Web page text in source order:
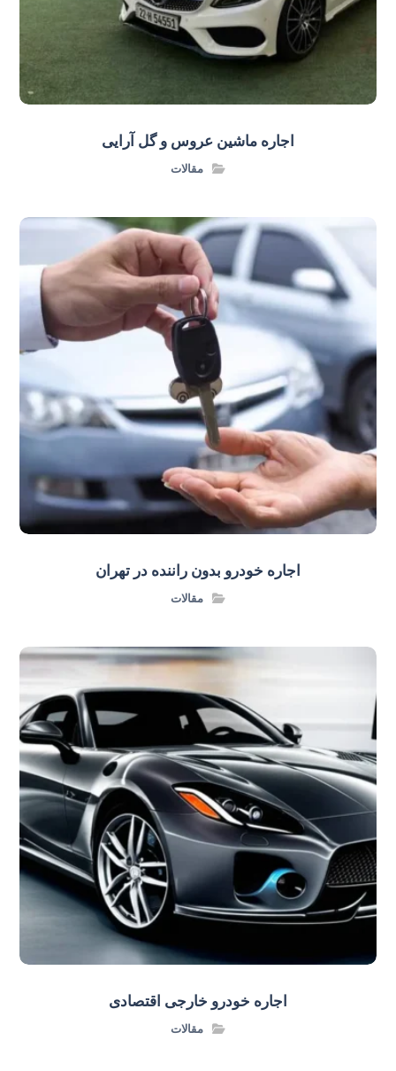
اجاره ماشین عروس و گل‌ آرایی
مقالات
اجاره خودرو بدون راننده در تهران
مقالات
اجاره خودرو خارجی اقتصادی
مقالات